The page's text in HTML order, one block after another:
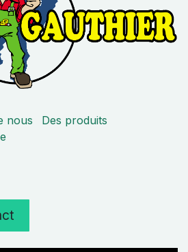
nous
Des produits